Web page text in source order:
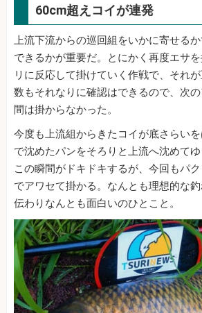
60cm超えコイが連発
上流下流からの巡回組をいかに寄せる
できるかが重要だ。とにかく再度エサ
リに反応して掛けていく作戦で、それ
数もそれなりに確認はできるので、次
間は掛からなかった。
今度も上流組からきたコイが底さらい
で沈めたパンをそろりと上流へ沈めてゆ
この瞬間がドキドキするが、今回もパ
でアワセて掛かる。なんとも理想的な
伝わりなんとも面白いのひとこと。